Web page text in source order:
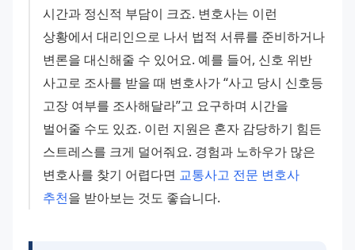
시간과 정신적 부담이 크죠. 변호사는 이런
상황에서 대리인으로 나서 법적 서류를 준비하거나
변론을 대신해줄 수 있어요. 예를 들어, 신호 위반
사고로 조사를 받을 때 변호사가 “사고 당시 신호등
고장 여부를 조사해달라”고 요구하며 시간을
벌어줄 수도 있죠. 이런 지원은 혼자 감당하기 힘든
스트레스를 크게 덜어줘요. 경험과 노하우가 많은
변호사를 찾기 어렵다면 교통사고 전문 변호사
추천을 받아보는 것도 좋습니다.